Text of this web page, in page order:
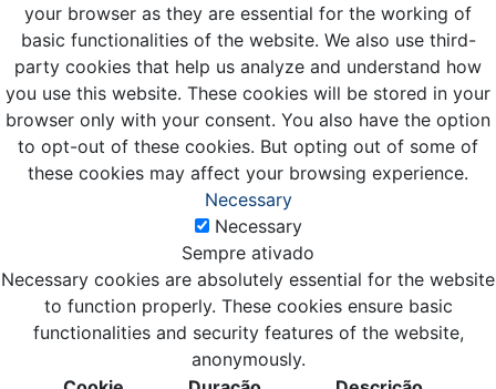
your browser as they are essential for the working of
basic functionalities of the website. We also use third-
party cookies that help us analyze and understand how
you use this website. These cookies will be stored in your
browser only with your consent. You also have the option
to opt-out of these cookies. But opting out of some of
these cookies may affect your browsing experience.
Necessary
Necessary
Sempre ativado
Necessary cookies are absolutely essential for the website
to function properly. These cookies ensure basic
functionalities and security features of the website,
anonymously.